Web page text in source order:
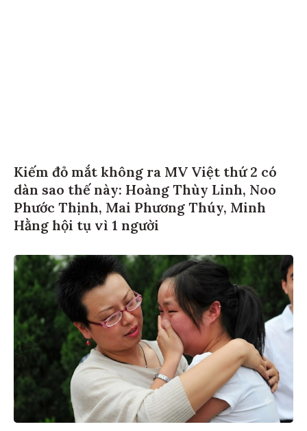
Kiếm đỏ mắt không ra MV Việt thứ 2 có
dàn sao thế này: Hoàng Thùy Linh, Noo
Phước Thịnh, Mai Phương Thúy, Minh
Hằng hội tụ vì 1 người